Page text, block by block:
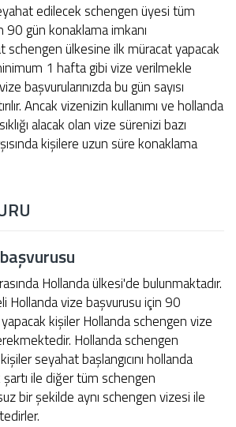
edilecek schengen üyesi tüm
gün konaklama imkanı
schengen ülkesine ilk müracat yapacak
1 hafta gibi vize verilmekle
başvurularınızda bu gün sayısı
Ancak vizenizin kullanımı ve hollanda
alacak olan vize sürenizi bazı
kişilere uzun süre konaklama
Hollanda ülkesi'de bulunmaktadır.
Hollanda vize başvurusu için 90
kişiler Hollanda schengen vize
Hollanda schengen
seyahat başlangıcını hollanda
ile diğer tüm schengen
bir şekilde aynı schengen vizesi ile